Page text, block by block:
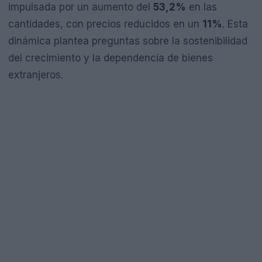
impulsada por un aumento del 53,2% en las
cantidades, con precios reducidos en un 11%. Esta
dinámica plantea preguntas sobre la sostenibilidad
del crecimiento y la dependencia de bienes
extranjeros.